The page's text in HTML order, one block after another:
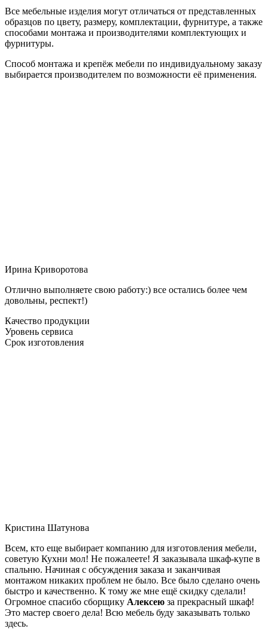
Все мебельные изделия могут отличаться от представленных
образцов по цвету, размеру, комплектации, фурнитуре, а также
способами монтажа и производителями комплектующих и
фурнитуры.
Способ монтажа и крепёж мебели по индивидуальному заказу
выбирается производителем по возможности её применения.
Ирина Криворотова
Отлично выполняете свою работу:) все остались более чем
довольны, респект!)
Качество продукции
Уровень сервиса
Срок изготовления
Кристина Шатунова
Всем, кто еще выбирает компанию для изготовления мебели,
советую Кухни мол! Не пожалеете! Я заказывала шкаф-купе в
спальню. Начиная с обсуждения заказа и заканчивая
монтажом никаких проблем не было. Все было сделано очень
быстро и качественно. К тому же мне ещё скидку сделали!
Огромное спасибо сборщику Алексею за прекрасный шкаф!
Это мастер своего дела! Всю мебель буду заказывать только
здесь.